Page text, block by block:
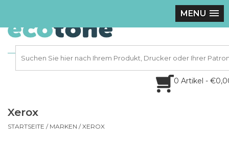
MENU
0 Artikel -
Xerox
STARTSEITE / MARKEN /XEROX